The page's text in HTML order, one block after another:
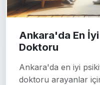
Ankara'da En
Doktoru
Ankara'da en iyi
doktoru arayanlar